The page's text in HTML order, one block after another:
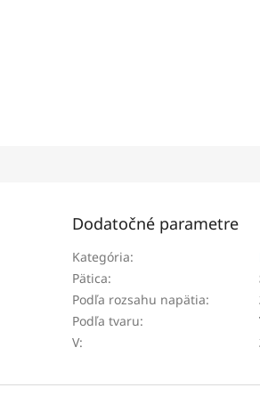
Dodatočné parametre
Kategória:
Pätica:
Podľa rozsahu napätia:
Podľa tvaru:
V: